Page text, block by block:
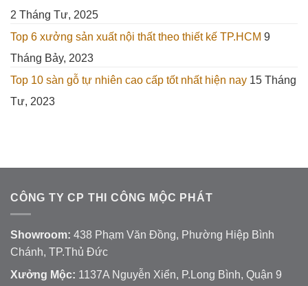
2 Tháng Tư, 2025
Top 6 xưởng sản xuất nội thất theo thiết kế TP.HCM 9
Tháng Bảy, 2023
Top 10 sàn gỗ tự nhiên cao cấp tốt nhất hiện nay 15 Tháng
Tư, 2023
CÔNG TY CP THI CÔNG MỘC PHÁT
Showroom: 438 Phạm Văn Đồng, Phường Hiệp Bình
Chánh, TP.Thủ Đức
Xưởng Mộc: 1137A Nguyễn Xiển, P.Long Bình, Quận 9